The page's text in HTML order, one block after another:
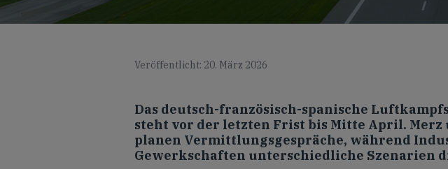
Veröffentlicht: 20. März 2026
Das deutsch-französisch-spanische
steht vor der letzten Frist bis Mitte April. Merz
planen Vermittlungsgespräche, während
Gewerkschaften unterschiedliche Szenarien